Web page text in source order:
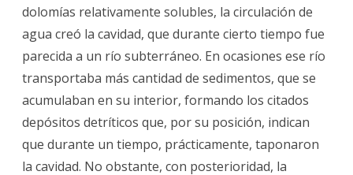
dolomías relativamente solubles, la circulación de
agua creó la cavidad, que durante cierto tiempo fue
parecida a un río subterráneo. En ocasiones ese río
transportaba más cantidad de sedimentos, que se
acumulaban en su interior, formando los citados
depósitos detríticos que, por su posición, indican
que durante un tiempo, prácticamente, taponaron
la cavidad. No obstante, con posterioridad, la